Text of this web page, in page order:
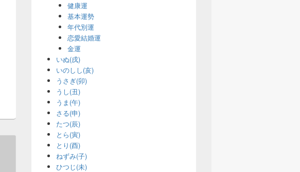
健康運
基本運勢
年代別運
恋愛結婚運
金運
いぬ(戌)
いのしし(亥)
うさぎ(卯)
うし(丑)
うま(午)
さる(申)
たつ(辰)
とら(寅)
とり(酉)
ねずみ(子)
ひつじ(未)